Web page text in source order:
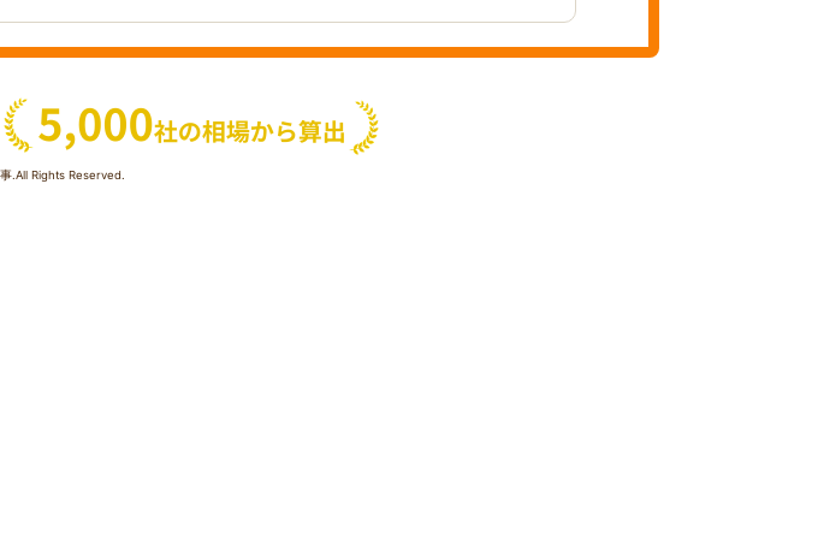
.All Rights Reserved.